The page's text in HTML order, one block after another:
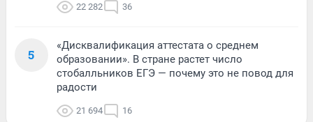
22 282 36
5
«Дисквалификация аттестата о среднем
образовании». В стране растет число
стобалльников ЕГЭ — почему это не повод для
радости
21 694 16